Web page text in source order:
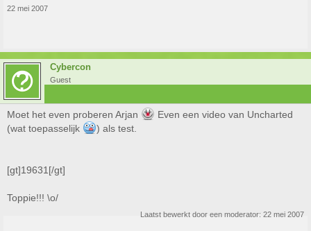
22 mei 2007
Cybercon
Guest
Moet het even proberen Arjan
Even een video van Uncharted
(wat toepasselijk
) als test.
[gt]19631[/gt]
Toppie!!! \o/
Laatst bewerkt door een moderator: 22 mei 2007